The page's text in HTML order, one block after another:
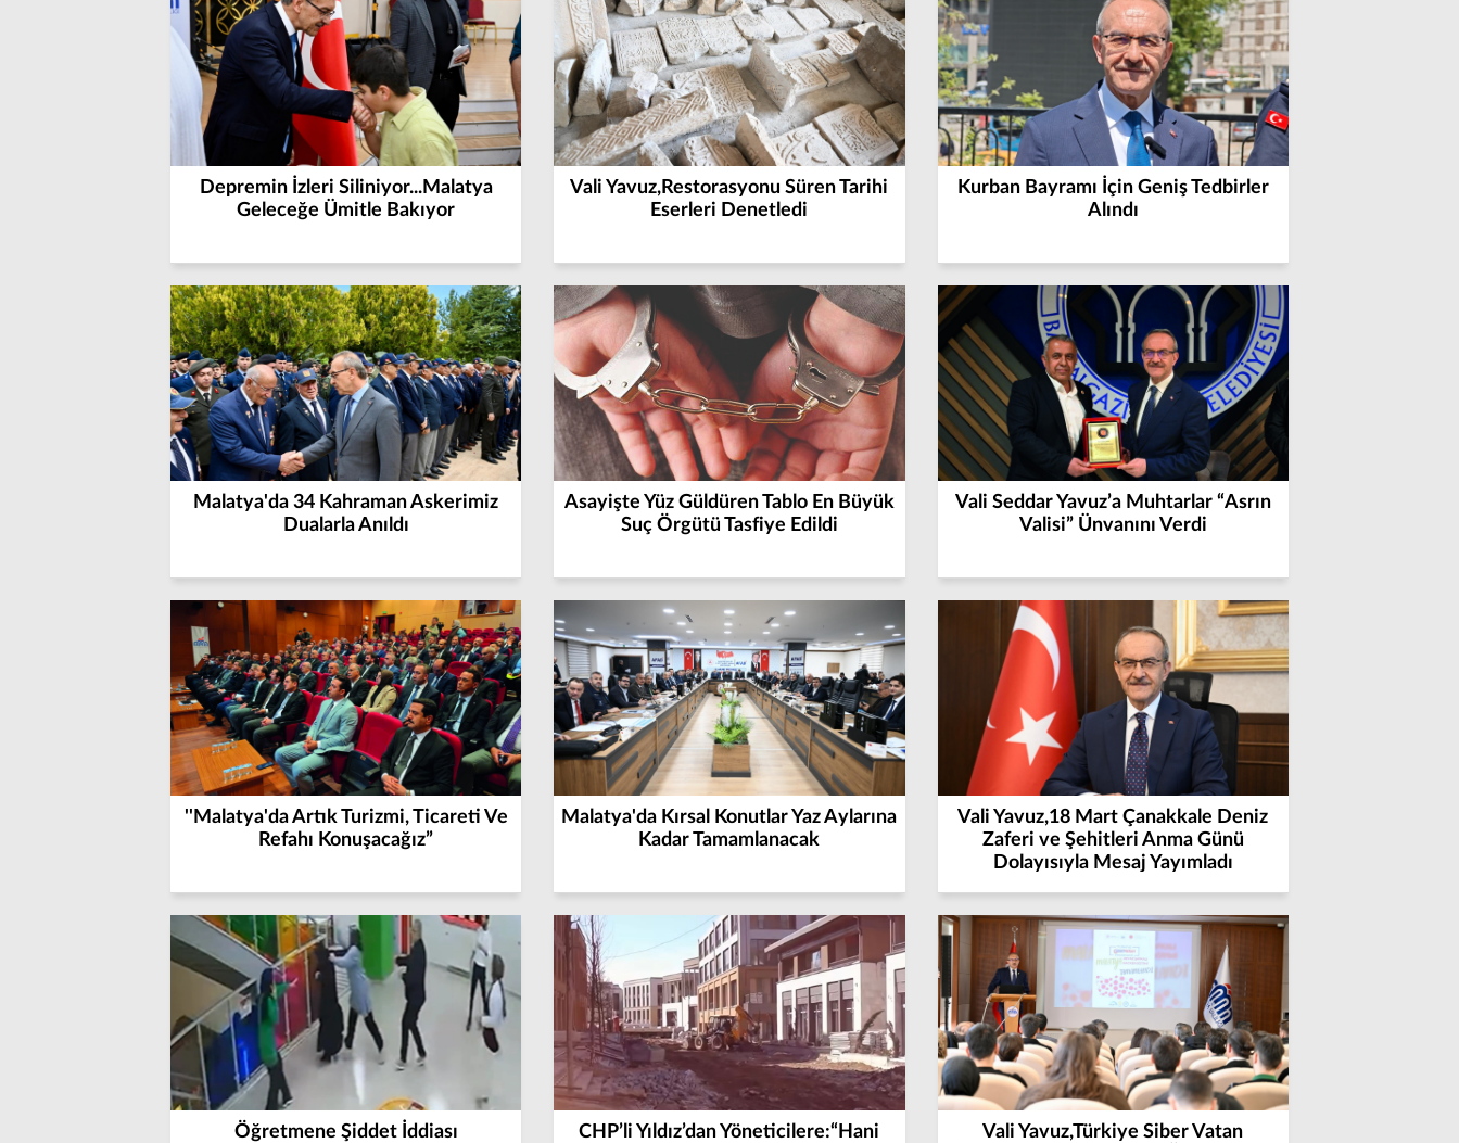
Depremin İzleri Siliniyor...Malatya
Geleceğe Ümitle Bakıyor
Vali Yavuz,Restorasyonu Süren Tarihi
Eserleri Denetledi
Kurban Bayramı İçin Geniş Tedbirler
Alındı
Malatya'da 34 Kahraman Askerimiz
Dualarla Anıldı
Asayişte Yüz Güldüren Tablo En Büyük
Suç Örgütü Tasfiye Edildi
Vali Seddar Yavuz’a Muhtarlar “Asrın
Valisi” Ünvanını Verdi
''Malatya'da Artık Turizmi, Ticareti Ve
Refahı Konuşacağız”
Malatya'da Kırsal Konutlar Yaz Aylarına
Kadar Tamamlanacak
Vali Yavuz,18 Mart Çanakkale Deniz
Zaferi ve Şehitleri Anma Günü
Dolayısıyla Mesaj Yayımladı
Öğretmene Şiddet İddiası
CHP’li Yıldız’dan Yöneticilere:“Hani
Vali Yavuz,Türkiye Siber Vatan